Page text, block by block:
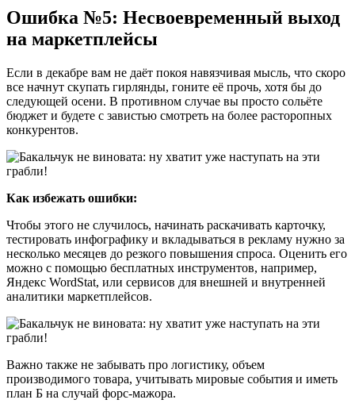
Ошибка №5: Несвоевременный выход
на маркетплейсы
Если в декабре вам не даёт покоя навязчивая мысль, что скоро
все начнут скупать гирлянды, гоните её прочь, хотя бы до
следующей осени. В противном случае вы просто сольёте
бюджет и будете с завистью смотреть на более расторопных
конкурентов.
Как избежать ошибки:
Чтобы этого не случилось, начинать раскачивать карточку,
тестировать инфографику и вкладываться в рекламу нужно за
несколько месяцев до резкого повышения спроса. Оценить его
можно с помощью бесплатных инструментов, например,
Яндекс WordStat, или сервисов для внешней и внутренней
аналитики маркетплейсов.
Важно также не забывать про логистику, объем
производимого товара, учитывать мировые события и иметь
план Б на случай форс-мажора.